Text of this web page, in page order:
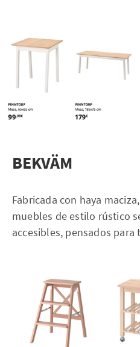
BEKVÄM
Fabricada con haya
muebles de estilo rústico
accesibles, pensados para